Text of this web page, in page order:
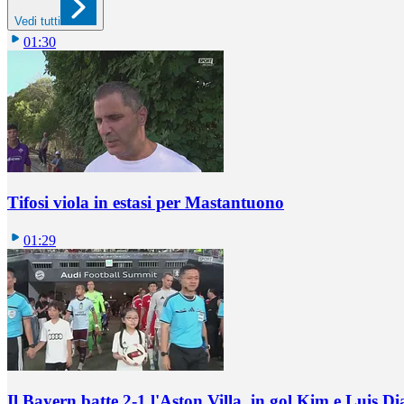
Vedi tutti
01:30
Tifosi viola in estasi per Mastantuono
01:29